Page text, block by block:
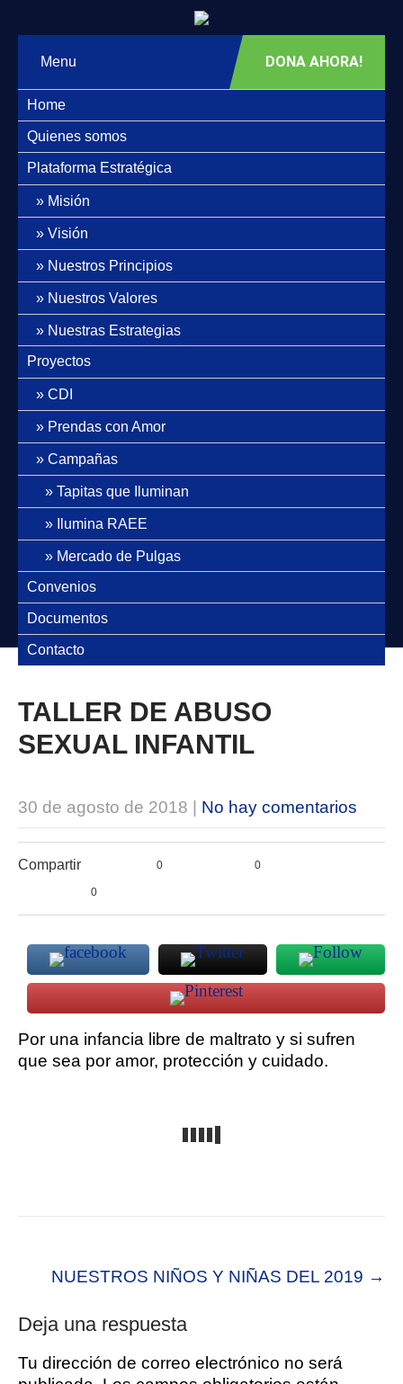
Menu
Home
Quienes somos
Plataforma Estratégica
Misión
Visión
Nuestros Principios
Nuestros Valores
Nuestras Estrategias
Proyectos
CDI
Prendas con Amor
Campañas
Tapitas que Iluminan
Ilumina RAEE
Mercado de Pulgas
Convenios
Documentos
Contacto
DONA AHORA!
TALLER DE ABUSO
SEXUAL INFANTIL
30 de agosto de 2018 No hay comentarios
Compartir 0 0
0
Por una infancia libre de maltrato y si sufren
que sea por amor, protección y cuidado.
navigation
NUESTROS NIÑOS Y NIÑAS DEL 2019 →
Deja una respuesta
Tu dirección de correo electrónico no será